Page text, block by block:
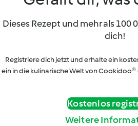
Dieses Rezept und mehr als 100
dich!
Registriere dich jetzt und erhalte ein
ein in die kulinarische Welt von
Kostenlos
Weitere